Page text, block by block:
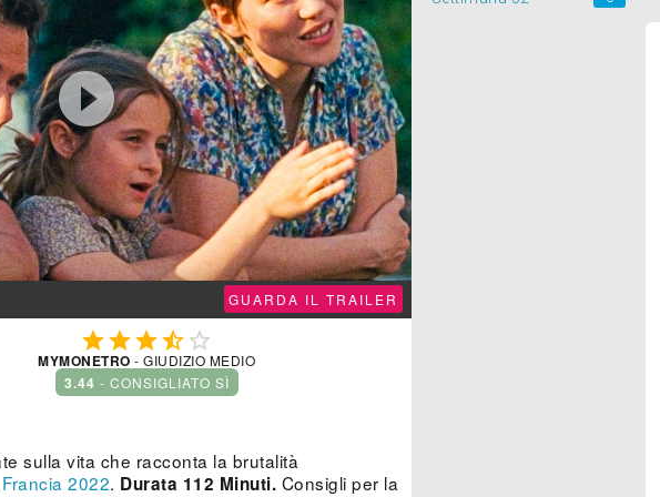

GUARDA IL TRAILER
 
MYMONETRO - GIUDIZIO MEDIO
3.44 - CONSIGLIATO SÌ
sulla vita che racconta la brutalità
Francia 2022. Durata 112 Minuti. Consigli per la